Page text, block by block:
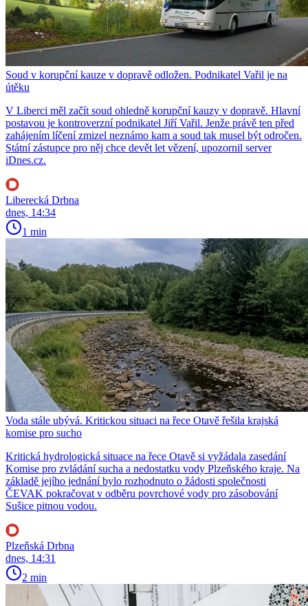
Soud v korupční kauze v dopravě odložen. Podnikatel Vařil je na
útěku
V Liberci měl začít soud ohledně korupční kauzy v dopravě. Hlavní
postavou je kontroverzní podnikatel Jiří Vařil. Jenže právě ten před
zahájením líčení zmizel neznámo kam a soud tak musel být odročen.
Státní zástupce pro něj chce devět let vězení, upozornil server
iDnes.cz.
Liberecká Drbna
dnes, 14:34
1 min
Voda stále ubývá. Kritickou situaci na řece Otavě řešila krajská
komise pro sucho
Kritická hydrologická situace na řece Otavě si vyžádala zasedání
Komise pro zvládání sucha a nedostatku vody Plzeňského kraje. Na
základě jejího jednání bylo rozhodnuto o žádosti společnosti
ČEVAK pokračovat v odběru povrchové vody pro zásobování
Sušice pitnou vodou.
Plzeňská Drbna
dnes, 14:31
2 min